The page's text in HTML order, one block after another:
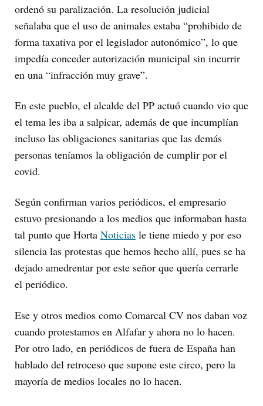
ordenó su paralización. La resolución judicial
señalaba que el uso de animales estaba “prohibido de
forma taxativa por el legislador autonómico”, lo que
impedía conceder autorización municipal sin incurrir
en una “infracción muy grave”.
En este pueblo, el alcalde del PP actuó cuando vio que
el tema les iba a salpicar, además de que incumplían
incluso las obligaciones sanitarias que las demás
personas teníamos la obligación de cumplir por el
covid.
Según confirman varios periódicos, el empresario
estuvo presionando a los medios que informaban hasta
tal punto que Horta Noticias le tiene miedo y por eso
silencia las protestas que hemos hecho allí, pues se ha
dejado amedrentar por este señor que quería cerrarle
el periódico.
Ese y otros medios como Comarcal CV nos daban voz
cuando protestamos en Alfafar y ahora no lo hacen.
Por otro lado, en periódicos de fuera de España han
hablado del retroceso que supone este circo, pero la
mayoría de medios locales no lo hacen.